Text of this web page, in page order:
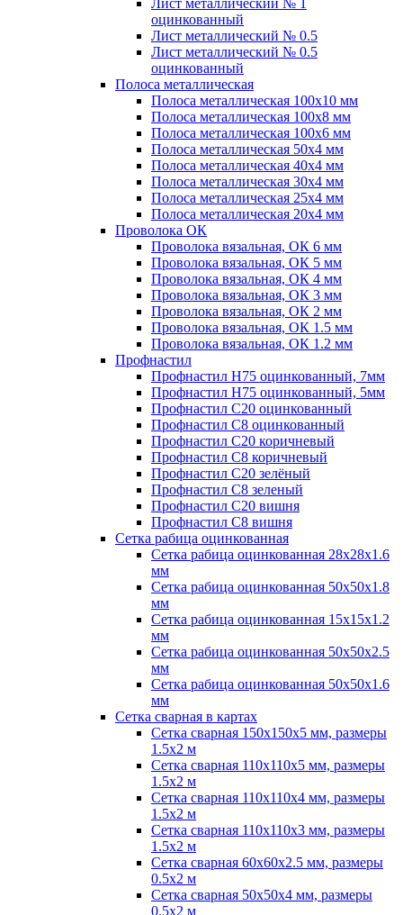
Лист металлический № 1
оцинкованный
Лист металлический № 0.5
Лист металлический № 0.5
оцинкованный
Полоса металлическая
Полоса металлическая 100х10 мм
Полоса металлическая 100х8 мм
Полоса металлическая 100х6 мм
Полоса металлическая 50х4 мм
Полоса металлическая 40х4 мм
Полоса металлическая 30х4 мм
Полоса металлическая 25х4 мм
Полоса металлическая 20х4 мм
Проволока ОК
Проволока вязальная, ОК 6 мм
Проволока вязальная, ОК 5 мм
Проволока вязальная, ОК 4 мм
Проволока вязальная, ОК 3 мм
Проволока вязальная, ОК 2 мм
Проволока вязальная, ОК 1.5 мм
Проволока вязальная, ОК 1.2 мм
Профнастил
Профнастил H75 оцинкованный, 7мм
Профнастил H75 оцинкованный, 5мм
Профнастил С20 оцинкованный
Профнастил С8 оцинкованный
Профнастил С20 коричневый
Профнастил С8 коричневый
Профнастил С20 зелёный
Профнастил С8 зеленый
Профнастил С20 вишня
Профнастил С8 вишня
Сетка рабица оцинкованная
Сетка рабица оцинкованная 28х28х1.6
мм
Сетка рабица оцинкованная 50х50х1.8
мм
Сетка рабица оцинкованная 15х15х1.2
мм
Сетка рабица оцинкованная 50х50х2.5
мм
Сетка рабица оцинкованная 50х50х1.6
мм
Сетка сварная в картах
Сетка сварная 150х150х5 мм, размеры
1.5х2 м
Сетка сварная 110х110х5 мм, размеры
1.5х2 м
Сетка сварная 110х110х4 мм, размеры
1.5х2 м
Сетка сварная 110х110х3 мм, размеры
1.5х2 м
Сетка сварная 60х60х2.5 мм, размеры
0.5х2 м
Сетка сварная 50х50х4 мм, размеры
0.5х2 м